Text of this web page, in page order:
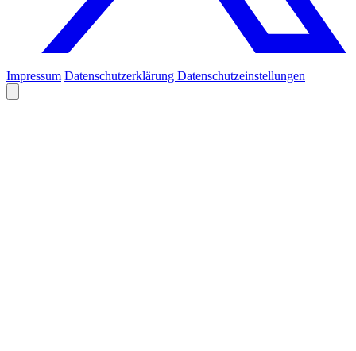
Impressum Datenschutzerklärung Datenschutzeinstellungen